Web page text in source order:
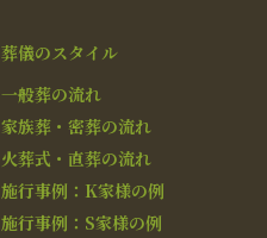
葬儀のスタイル
一般葬の流れ
家族葬・密葬の流れ
火葬式・直葬の流れ
施行事例：K家様の例
施行事例：S家様の例